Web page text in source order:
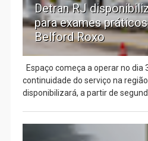
Detran RJ
para exames
Belford Roxo
Espaço começa a operar no dia
continuidade do serviço na
disponibilizará, a partir de